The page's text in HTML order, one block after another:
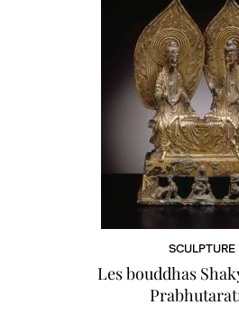
SCULPTURE
Les bouddhas